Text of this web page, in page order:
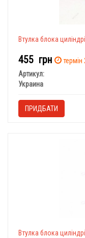
Втулка блока
455 грн
термін
Артикул:
Украина
ПРИДБАТИ
Втулка блока